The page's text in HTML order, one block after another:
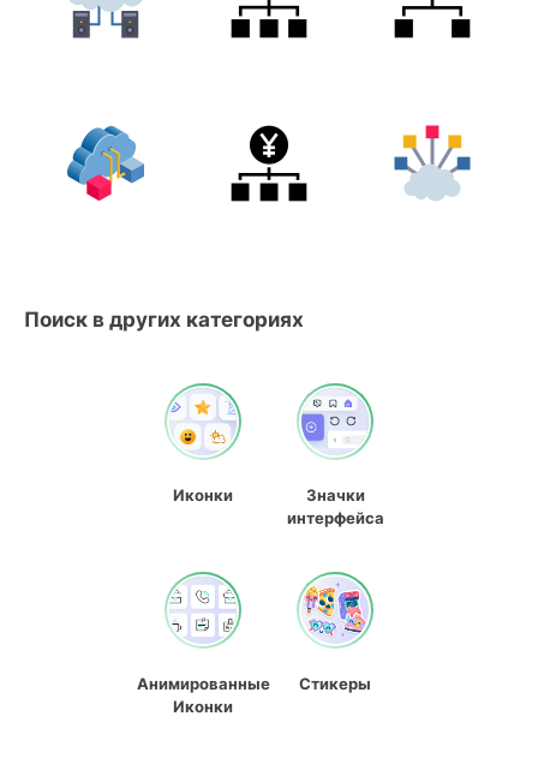
Поиск в других категориях
Иконки
Значки
интерфейса
Анимированные
Иконки
Стикеры